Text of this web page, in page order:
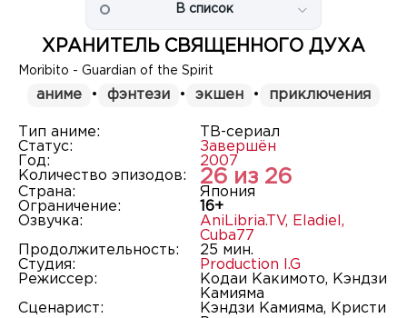
В список
ХРАНИТЕЛЬ СВЯЩЕННОГО ДУХА
Moribito - Guardian of the Spirit
аниме • фэнтези • экшен • приключения
Тип аниме:
ТВ-сериал
Статус:
Завершён
Год:
2007
Количество эпизодов:
26 из 26
Страна:
Япония
Ограничение:
16+
Озвучка:
AniLibria.TV, Eladiel ,
Cuba77
Продолжительность:
25 мин.
Студия:
Production I.G
Режиссер:
Кодаи Какимото, Кэндзи
Камияма
Сценарист:
Кэндзи Камияма, Кристи